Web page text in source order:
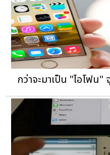
กว่าจะมาเป็น "ไอโฟน